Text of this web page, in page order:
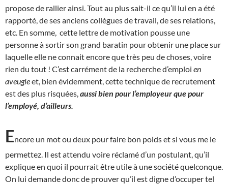
propose de rallier ainsi. Tout au plus sait-il ce qu’il lui en a été
rapporté, de ses anciens collègues de travail, de ses relations,
etc. En somme, cette lettre de motivation pousse une
personne à sortir son grand baratin pour obtenir une place sur
laquelle elle ne connait encore que très peu de choses, voire
rien du tout ! C’est carrément de la recherche d’emploi en
aveugleet, bien évidemment, cette technique de recrutement
est des plus risquées, aussi bien pour l’employeur que pour
l’employé, d’ailleurs.
Encore un mot ou deux pour faire bon poids et si vous me le
permettez. Il est attendu voire réclamé d’un postulant, qu’il
explique en quoi il pourrait être utile à une société quelconque.
On lui demande donc de prouver qu’il est digne d’occuper tel